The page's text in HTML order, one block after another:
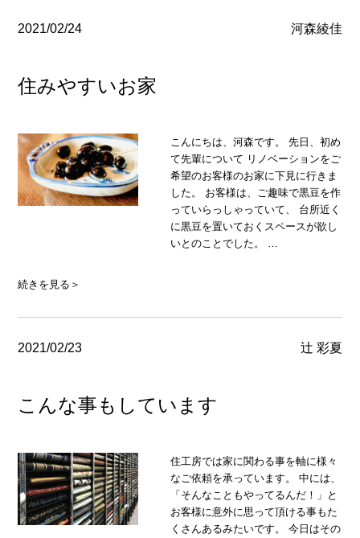
2021/02/24 河森綾佳
住みやすいお家
こんにちは、河森です。 先日、初め
て先輩について リノベーションをご
希望のお客様のお家に下見に行きま
した。 お客様は、ご趣味で黒豆を作
っていらっしゃっていて、 台所近く
に黒豆を置いておくスペースが欲し
いとのことでした。 …
続きを見る＞
2021/02/23 辻 彩夏
こんな事もしています
住工房では家に関わる事を軸に様々
なご依頼を承っています。 中には、
「そんなこともやってるんだ！」と
お客様に意外に思って頂ける事もた
くさんあるみたいです。 今日はその